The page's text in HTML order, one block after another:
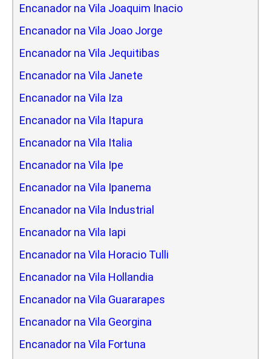
Encanador na Vila Joaquim Inacio
Encanador na Vila Joao Jorge
Encanador na Vila Jequitibas
Encanador na Vila Janete
Encanador na Vila Iza
Encanador na Vila Itapura
Encanador na Vila Italia
Encanador na Vila Ipe
Encanador na Vila Ipanema
Encanador na Vila Industrial
Encanador na Vila Iapi
Encanador na Vila Horacio Tulli
Encanador na Vila Hollandia
Encanador na Vila Guararapes
Encanador na Vila Georgina
Encanador na Vila Fortuna